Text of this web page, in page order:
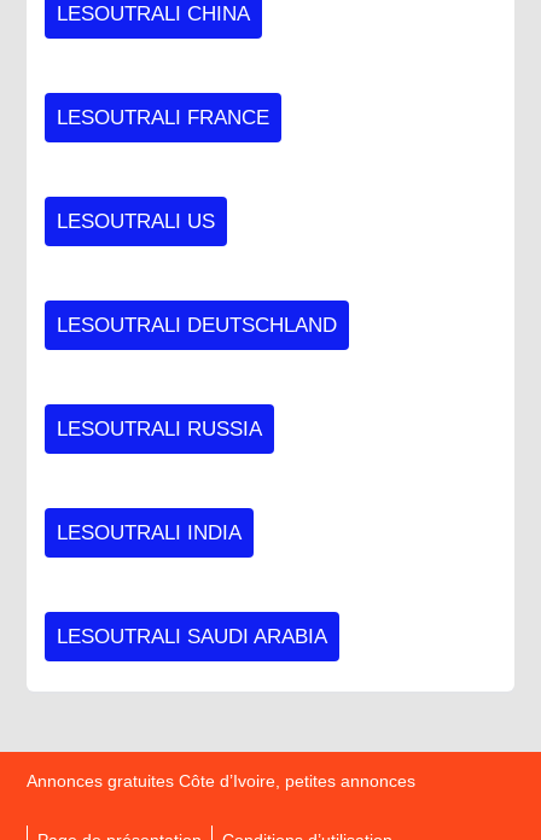
LESOUTRALI CHINA
LESOUTRALI FRANCE
LESOUTRALI US
LESOUTRALI DEUTSCHLAND
LESOUTRALI RUSSIA
LESOUTRALI INDIA
LESOUTRALI SAUDI ARABIA
Annonces gratuites Côte d’Ivoire, petites annonces